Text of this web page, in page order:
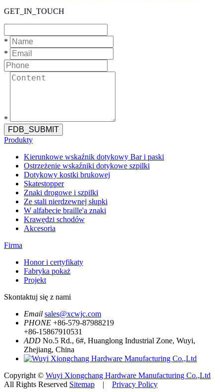
GET_IN_TOUCH
*
*
*
FDB_SUBMIT
Produkty
Kierunkowe wskaźnik dotykowy Bar i paski
Ostrzeżenie wskaźniki dotykowe szpilki
Dotykowy kostki brukowej
Skatestopper
Znaki drogowe i szpilki
Ze stali nierdzewnej słupki
W alfabecie braille'a znaki
Krawędzi schodów
Akcesoria
Firma
Honor i certyfikaty
Fabryka pokaż
Projekt
Skontaktuj się z nami
Email sales@xcwjc.com
PHONE +86-579-87988219
+86-15867910531
ADD No.5 Rd., 6#, Huanglong Industrial Zone, Wuyi,
Zhejiang, China
Copyright © Wuyi Xiongchang Hardware Manufacturing Co.,Ltd
All Rights Reserved Sitemap | Privacy Policy